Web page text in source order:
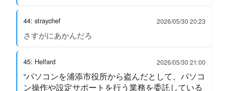
44: straychef 2026/05/30 20:23
さすがにあかんだろ
45: Helfard 2026/05/30 21:00
“パソコンを浦添市役所から盗んだとして、パソコ
ン操作や設定サポートを行う業務を委託している